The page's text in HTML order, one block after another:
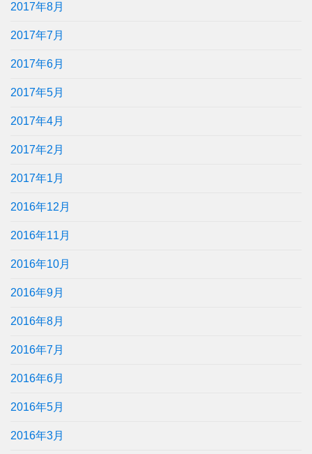
2017年8月
2017年7月
2017年6月
2017年5月
2017年4月
2017年2月
2017年1月
2016年12月
2016年11月
2016年10月
2016年9月
2016年8月
2016年7月
2016年6月
2016年5月
2016年3月